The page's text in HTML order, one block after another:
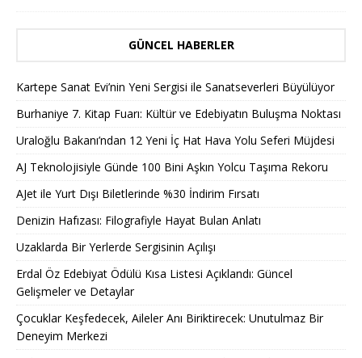
GÜNCEL HABERLER
Kartepe Sanat Evi’nin Yeni Sergisi ile Sanatseverleri Büyülüyor
Burhaniye 7. Kitap Fuarı: Kültür ve Edebiyatın Buluşma Noktası
Uraloğlu Bakanı’ndan 12 Yeni İç Hat Hava Yolu Seferi Müjdesi
AJ Teknolojisiyle Günde 100 Bini Aşkın Yolcu Taşıma Rekoru
AJet ile Yurt Dışı Biletlerinde %30 İndirim Fırsatı
Denizin Hafızası: Filografiyle Hayat Bulan Anlatı
Uzaklarda Bir Yerlerde Sergisinin Açılışı
Erdal Öz Edebiyat Ödülü Kısa Listesi Açıklandı: Güncel
Gelişmeler ve Detaylar
Çocuklar Keşfedecek, Aileler Anı Biriktirecek: Unutulmaz Bir
Deneyim Merkezi